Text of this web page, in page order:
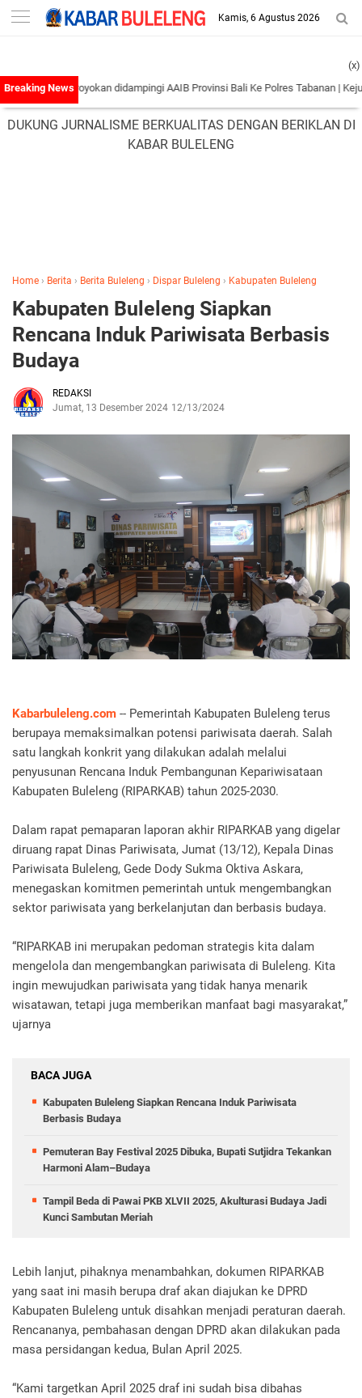
-->
Kamis, 6 Agustus 2026
Pengeroyokan didampingi AAIB Provinsi Bali Ke Polres Tabanan|Kejutan
(x)
DUKUNG JURNALISME BERKUALITAS DENGAN BERIKLAN DI
KABAR BULELENG
Home › Berita › Berita Buleleng › Dispar Buleleng › Kabupaten Buleleng
Kabupaten Buleleng Siapkan
Rencana Induk Pariwisata Berbasis
Budaya
REDAKSI
Jumat, 13 Desember 2024 12/13/2024
Kabarbuleleng.com -- Pemerintah Kabupaten Buleleng terus
berupaya memaksimalkan potensi pariwisata daerah. Salah
satu langkah konkrit yang dilakukan adalah melalui
penyusunan Rencana Induk Pembangunan Kepariwisataan
Kabupaten Buleleng (RIPARKAB) tahun 2025-2030.
Dalam rapat pemaparan laporan akhir RIPARKAB yang digelar
diruang rapat Dinas Pariwisata, Jumat (13/12), Kepala Dinas
Pariwisata Buleleng, Gede Dody Sukma Oktiva Askara,
menegaskan komitmen pemerintah untuk mengembangkan
sektor pariwisata yang berkelanjutan dan berbasis budaya.
“RIPARKAB ini merupakan pedoman strategis kita dalam
mengelola dan mengembangkan pariwisata di Buleleng. Kita
ingin mewujudkan pariwisata yang tidak hanya menarik
wisatawan, tetapi juga memberikan manfaat bagi masyarakat,”
ujarnya
BACA JUGA
Kabupaten Buleleng Siapkan Rencana Induk Pariwisata
Berbasis Budaya
Pemuteran Bay Festival 2025 Dibuka, Bupati Sutjidra Tekankan
Harmoni Alam–Budaya
Tampil Beda di Pawai PKB XLVII 2025, Akulturasi Budaya Jadi
Kunci Sambutan Meriah
Lebih lanjut, pihaknya menambahkan, dokumen RIPARKAB
yang saat ini masih berupa draf akan diajukan ke DPRD
Kabupaten Buleleng untuk disahkan menjadi peraturan daerah.
Rencananya, pembahasan dengan DPRD akan dilakukan pada
masa persidangan kedua, Bulan April 2025.
“Kami targetkan April 2025 draf ini sudah bisa dibahas